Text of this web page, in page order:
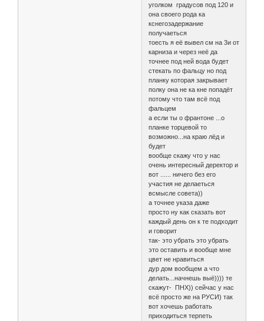
уголком градусов под 120 и
она своего рода ка
кснегозадержание
получаеться
тоесть я её вывел см на 3и от
карниза и через неё да
точнее под ней вода будет
стекать по фальцу но под
планку которая закрывает
полку она не ка кне попадёт
потому что там всё под
фальцем
а если ты о франтоне ...о
планке торцевой то
возможно...на краю лёд и
будет
вообще скажу что у нас
очень интересный деректор и
вот ...... ничего без его
участия не делаеться
всмысле совета))
а точнее указа даже
просто ну как сказать вот
каждый день он к те подходит
и говорит
так- это убрать это убрать
это оставить и вообще мне
цвет не нравиться
дур дом вообщем а что
делать...начнешь выё)))) те
скажут- ПНХ)) сейчас у нас
всё просто же на РУСИ) так
вот хочешь работать
приходиться терпеть